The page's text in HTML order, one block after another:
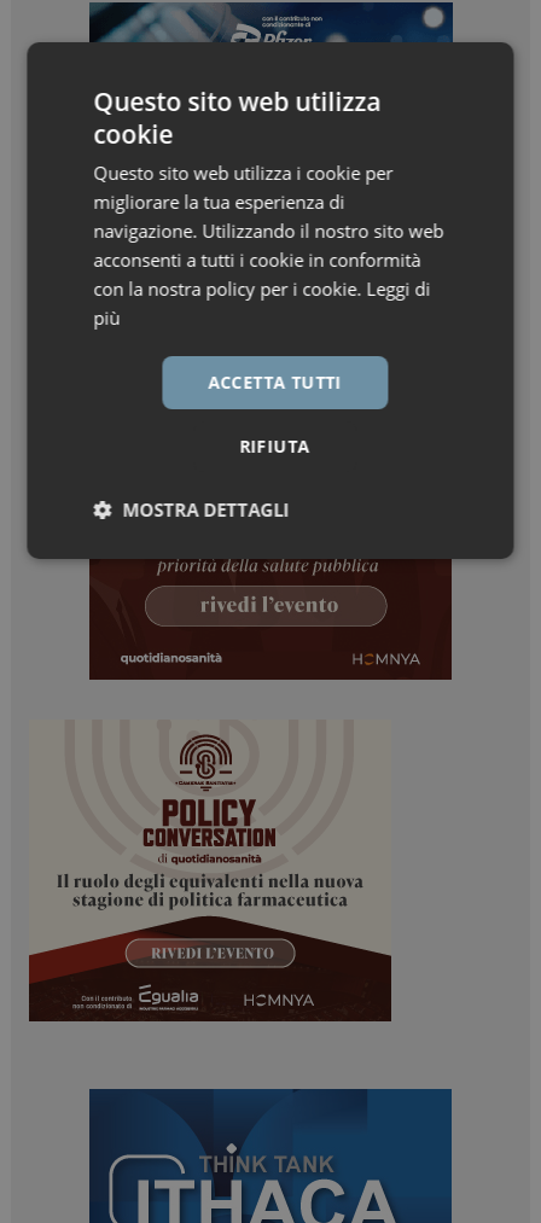
Questo sito web utilizza
cookie
Questo sito web utilizza i cookie per
migliorare la tua esperienza di
navigazione. Utilizzando il nostro sito web
acconsenti a tutti i cookie in conformità
con la nostra policy per i cookie. Leggi di
più
ACCETTA TUTTI
RIFIUTA
MOSTRA DETTAGLI
Necessari Marketing
Necessari
I cookie necessari contribuiscono a rendere fruibile il
sito web abilitandone funzionalità di base quali la
navigazione sulle pagine e l'accesso alle aree
protette del sito. Il sito web non è in grado di
funzionare correttamente senza questi cookie.
NOME
FORNITORE / DOMINIO
Google LLC
.dailyhealthindustry.it